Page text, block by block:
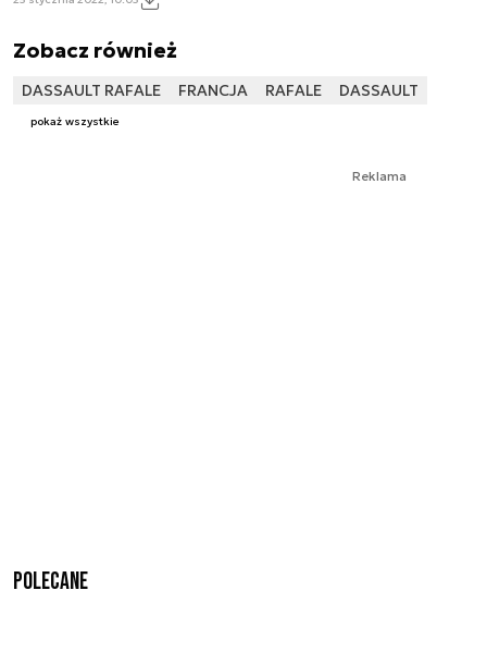
Zobacz również
DASSAULT RAFALE FRANCJA RAFALE DASSAULT
pokaż wszystkie
Reklama
Polecane